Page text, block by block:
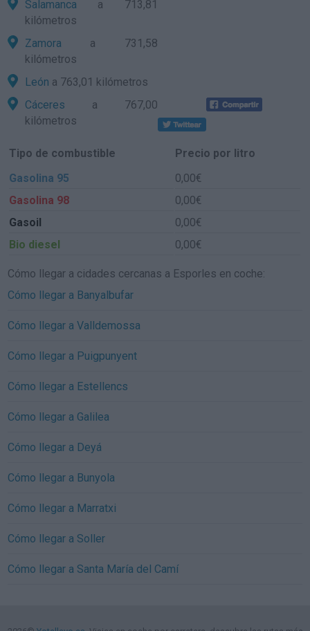
Salamanca a 713,81
kilómetros
Zamora a 731,58
kilómetros
León a 763,01 kilómetros
Cáceres a 767,00
kilómetros
Tipo de combustible
Precio por litro
Gasolina 95
0,00€
Gasolina 98
0,00€
Gasoil
0,00€
Bio diesel
0,00€
Cómo llegar a cidades cercanas a Esporles en coche:
Cómo llegar a Banyalbufar
Cómo llegar a Valldemossa
Cómo llegar a Puigpunyent
Cómo llegar a Estellencs
Cómo llegar a Galilea
Cómo llegar a Deyá
Cómo llegar a Bunyola
Cómo llegar a Marratxi
Cómo llegar a Soller
Cómo llegar a Santa María del Camí